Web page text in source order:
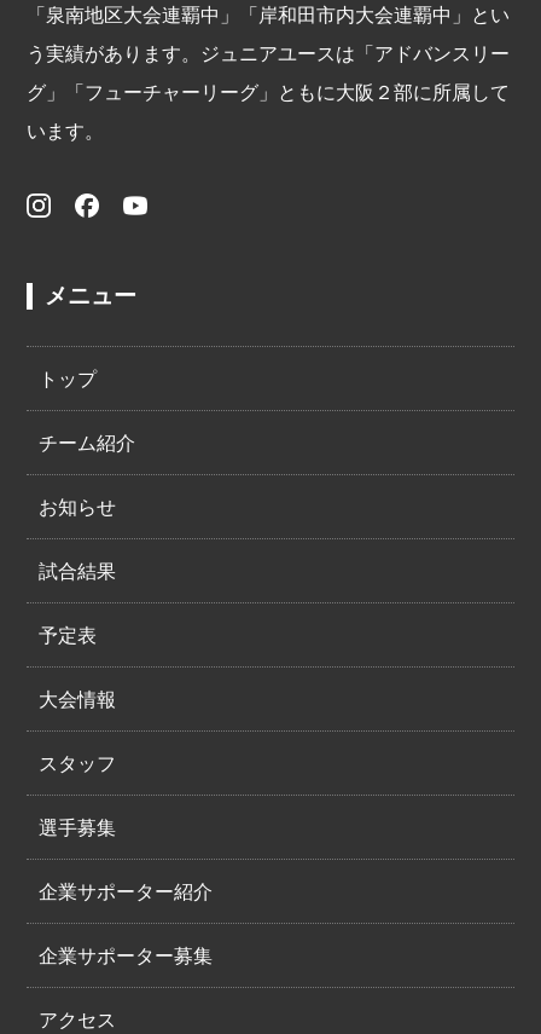
「泉南地区大会連覇中」「岸和田市内大会連覇中」とい
う実績があります。ジュニアユースは「アドバンスリー
グ」「フューチャーリーグ」ともに大阪２部に所属して
います。
メニュー
トップ
チーム紹介
お知らせ
試合結果
予定表
大会情報
スタッフ
選手募集
企業サポーター紹介
企業サポーター募集
アクセス